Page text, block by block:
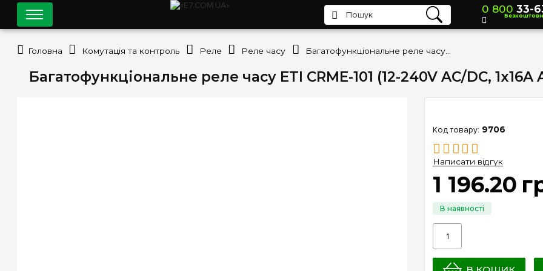
Багатофункціональне реле часу ETI CRME-101 (12-240V AC/DC, 1x16A
9706
Написати відгук
1 196.20
0 800 33-
Головна Комутація та контроль Реле Реле часу